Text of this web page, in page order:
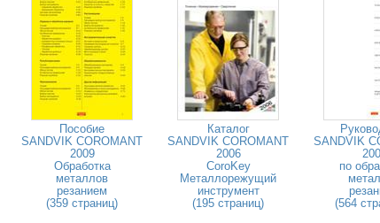
Пособие
SANDVIK COROMANT
2009
Обработка
металлов
резанием
(359 страниц)
Каталог
SANDVIK COROMANT
2006
CoroKey
Металлорежущий
инструмент
(195 страниц)
SANDVIK
по
(564